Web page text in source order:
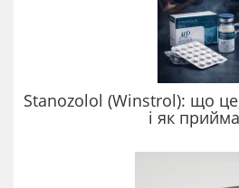
Stanozolol (Winstrol): що
і як